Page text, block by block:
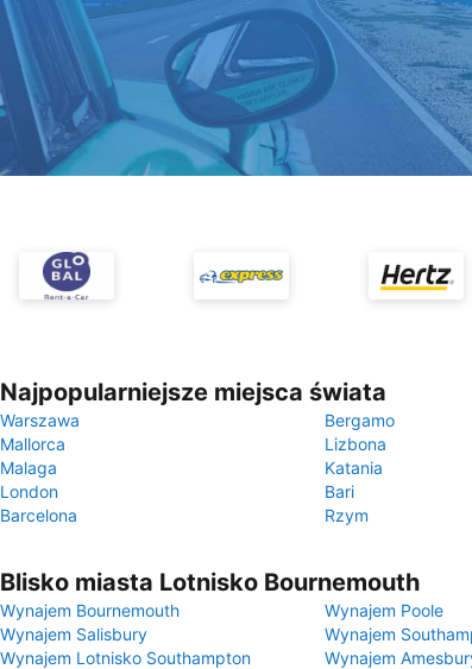
Najpopularniejsze miejsca świata
Warszawa
Bergamo
Mallorca
Lizbona
Malaga
Katania
London
Bari
Barcelona
Rzym
Blisko miasta Lotnisko Bournemouth
Wynajem Bournemouth
Wynajem Poole
Wynajem Salisbury
Wynajem
Wynajem Lotnisko Southampton
Wynajem